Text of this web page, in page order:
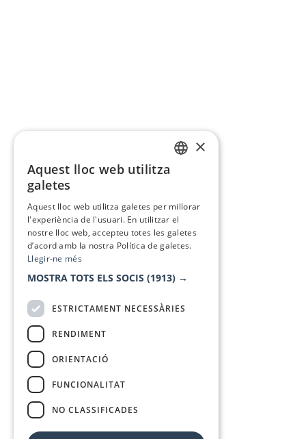
×
Aquest lloc web utilitza
galetes
Aquest lloc web utilitza galetes per millorar
l'experiència de l'usuari. En utilitzar el
nostre lloc web, accepteu totes les galetes
d’acord amb la nostra Política de galetes.
Llegir-ne més
MOSTRA TOTS ELS SOCIS (1913) →
ESTRICTAMENT NECESSÀRIES
RENDIMENT
ORIENTACIÓ
FUNCIONALITAT
NO CLASSIFICADES